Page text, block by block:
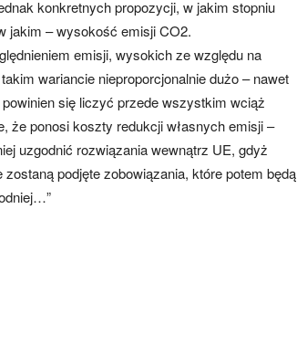
konkretnych propozycji, w jakim stopniu
jakim – wysokość emisji CO2.
emisji, wysokich ze względu na
wariancie nieproporcjonalnie dużo – nawet
się liczyć przede wszystkim wciąż
że ponosi koszty redukcji własnych emisji –
uzgodnić rozwiązania wewnątrz UE, gdyż
podjęte zobowiązania, które potem będą